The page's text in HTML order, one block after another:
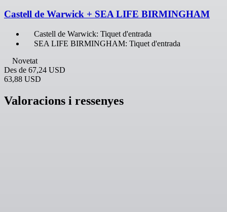
Castell de Warwick + SEA LIFE BIRMINGHAM
Castell de Warwick: Tiquet d'entrada
SEA LIFE BIRMINGHAM: Tiquet d'entrada
Novetat
Des de 67,24 USD
63,88 USD
Valoracions i ressenyes